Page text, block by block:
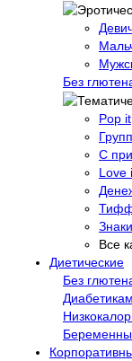
Без
Pop it
С
Love
Все
Диетические
Без
Диабетикам